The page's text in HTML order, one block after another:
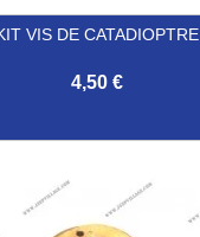
VIS DE CATADIOPTRE
4,50 €